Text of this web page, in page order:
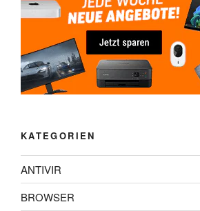
KATEGORIEN
ANTIVIR
BROWSER